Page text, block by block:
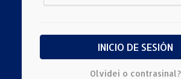
INICIO DE SESIÓN
Olvidei o contrasinal?